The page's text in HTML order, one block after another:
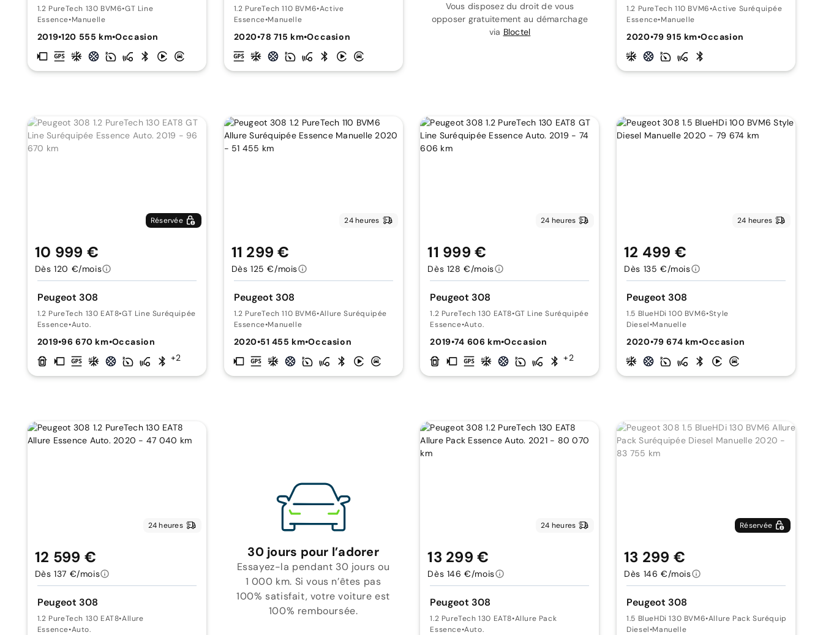
1.2 PureTech 130 BVM6•GT Line
Essence•Manuelle
2019•120 555 km•Occasion
1.2 PureTech 110 BVM6•Active
Essence•Manuelle
2020•78 715 km•Occasion
Vous disposez du droit de vous
opposer gratuitement au démarchage
via Bloctel
1.2 PureTech 110 BVM6•Active Suréquipée
Essence•Manuelle
2020•79 915 km•Occasion
Réservée
Peugeot 308
1.2 PureTech 130 EAT8•GT Line Suréquipée
Essence•Auto.
2019•96 670 km•Occasion
+2
10 999 €
Dès 120 €/mois
24 heures
Peugeot 308
1.2 PureTech 110 BVM6•Allure Suréquipée
Essence•Manuelle
2020•51 455 km•Occasion
11 299 €
Dès 125 €/mois
24 heures
Peugeot 308
1.2 PureTech 130 EAT8•GT Line Suréquipée
Essence•Auto.
2019•74 606 km•Occasion
+2
11 999 €
Dès 128 €/mois
24 heures
Peugeot 308
1.5 BlueHDi 100 BVM6•Style
Diesel•Manuelle
2020•79 674 km•Occasion
12 499 €
Dès 135 €/mois
24 heures
Peugeot 308
1.2 PureTech 130 EAT8•Allure
Essence•Auto.
12 599 €
Dès 137 €/mois
30 jours pour l’adorer
Essayez-la pendant 30 jours ou
1 000 km. Si vous n’êtes pas
100% satisfait, votre voiture est
100% remboursée.
24 heures
Peugeot 308
1.2 PureTech 130 EAT8•Allure Pack
Essence•Auto.
13 299 €
Dès 146 €/mois
Réservée
Peugeot 308
1.5 BlueHDi 130 BVM6•Allure Pack Suréquipée
Diesel•Manuelle
13 299 €
Dès 146 €/mois